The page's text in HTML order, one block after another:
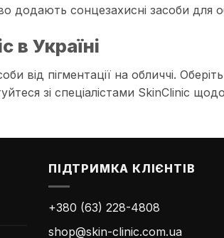
додають сонцезахисні засоби для
в Україні
від пігментації на обличчі.
зі спеціалістами SkinClinic
ПІДТРИМКА КЛІЄНТІВ
+380 (63) 228-4808
shop@skin-clinic.com.ua